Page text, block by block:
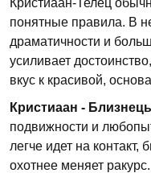
Кристиаан-Телец
понятные правила. В
драматичности и
усиливает
вкус к красивой,
Кристиаан -
подвижности и
легче идет на контакт,
охотнее меняет